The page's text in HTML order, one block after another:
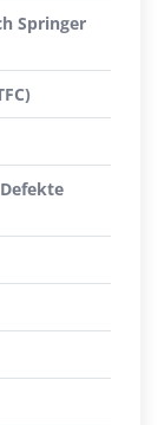
Springer